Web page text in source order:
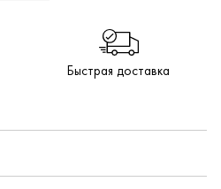
Быстрая доставка